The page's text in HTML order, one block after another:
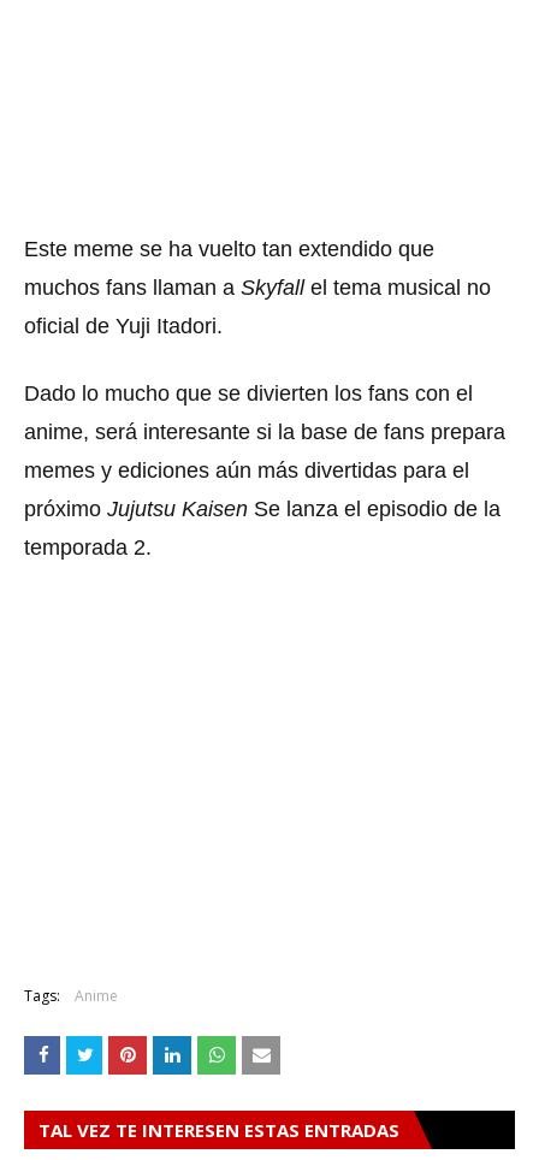
Este meme se ha vuelto tan extendido que
muchos fans llaman a Skyfallel tema musical no
oficial de Yuji Itadori.
Dado lo mucho que se divierten los fans con el
anime, será interesante si la base de fans prepara
memes y ediciones aún más divertidas para el
próximo Jujutsu Kaisen Se lanza el episodio de la
temporada 2.
Tags: Anime
TAL VEZ TE INTERESEN ESTAS ENTRADAS